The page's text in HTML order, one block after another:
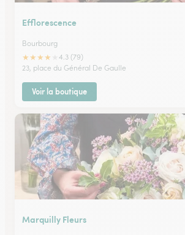
Efflorescence
Bourbourg
★★★★
4.3 (79)
23, place du Général De Gaulle
Voir la boutique
Marquilly Fleurs